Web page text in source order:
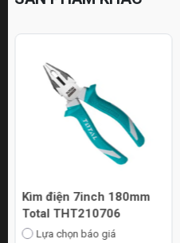
Kìm điện 7inch 180mm
Total THT210706
Lựa chọn báo giá